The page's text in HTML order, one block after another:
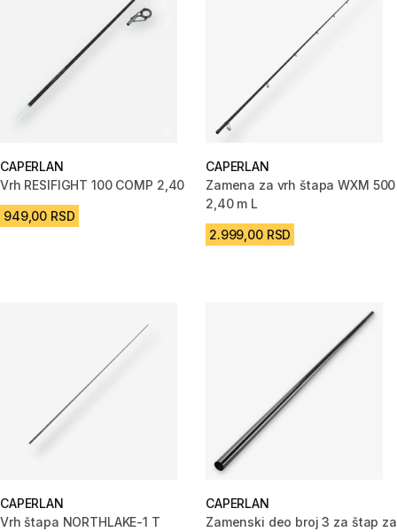
CAPERLAN
Vrh RESIFIGHT 100 COMP 2,40
949,00 RSD
CAPERLAN
Zamena za vrh štapa WXM 500
2,40 m L
2.999,00 RSD
CAPERLAN
Vrh štapa NORTHLAKE-1 T
CAPERLAN
Zamenski deo broj 3 za štap za